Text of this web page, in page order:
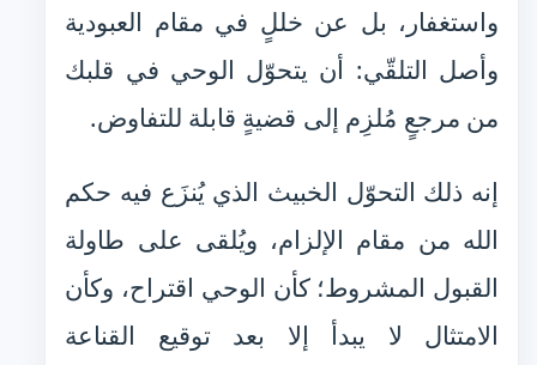
واستغفار، بل عن خللٍ في مقام العبودية
وأصل التلقّي: أن يتحوّل الوحي في قلبك
من مرجعٍ مُلزِم إلى قضيةٍ قابلة للتفاوض.
إنه ذلك التحوّل الخبيث الذي يُنزَع فيه حكم
الله من مقام الإلزام، ويُلقى على طاولة
القبول المشروط؛ كأن الوحي اقتراح، وكأن
الامتثال لا يبدأ إلا بعد توقيع القناعة